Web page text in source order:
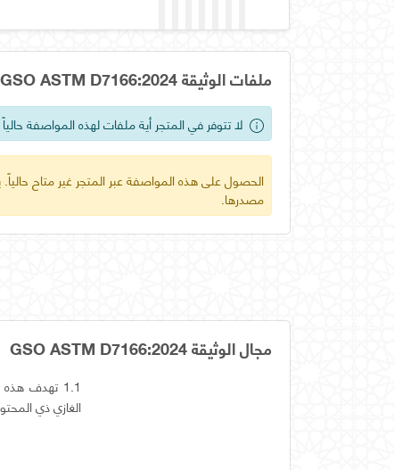
ملفات الوثيقة GSO ASTM D7166:2024
لا تتوفر في المتجر أية ملفات لهذه المواصفة حالياً
الحصول على هذه المواصفة عبر المتجر غير متاح
مصدرها.
مجال الوثيقة GSO ASTM D7166:2024
1.1 تهدف
الغازي ذي